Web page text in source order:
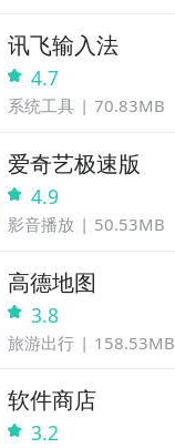
讯飞输入法
4.7
系统工具 70.83MB
爱奇艺极速版
4.9
影音播放 50.53MB
高德地图
3.8
旅游出行 158.53MB
软件商店
3.2